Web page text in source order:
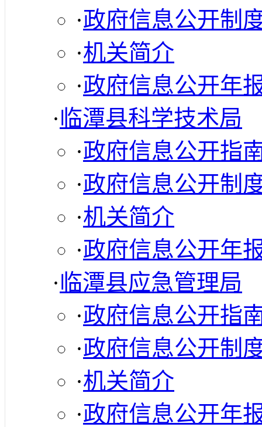
·政府信息公开制
·机关简介
·政府信息公开年
·临潭县科学技术局
·政府信息公开指
·政府信息公开制
·机关简介
·政府信息公开年
·临潭县应急管理局
·政府信息公开指
·政府信息公开制
·机关简介
·政府信息公开年